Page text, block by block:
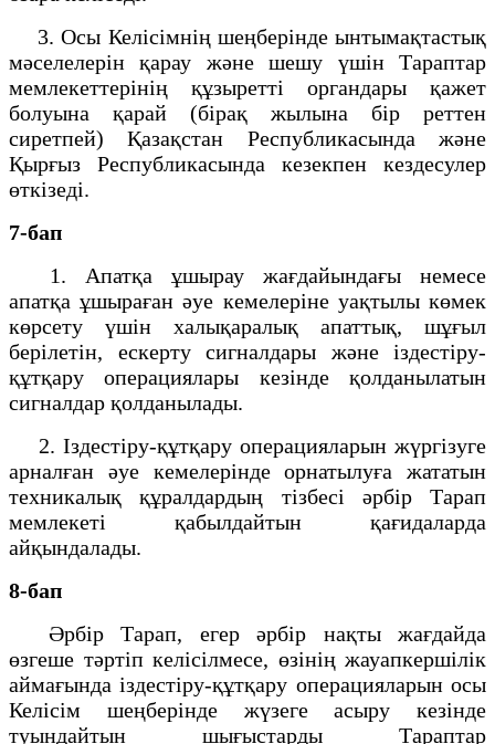
3. Осы Келісімнің шеңберінде ынтымақтастық
мәселелерін қарау және шешу үшін Тараптар
мемлекеттерінің құзыретті органдары қажет
болуына қарай (бірақ жылына бір реттен
сиретпей) Қазақстан Республикасында және
Қырғыз Республикасында кезекпен кездесулер
өткізеді.
7-бап
1. Апатқа ұшырау жағдайындағы немесе
апатқа ұшыраған әуе кемелеріне уақтылы көмек
көрсету үшін халықаралық апаттық, шұғыл
берілетін, ескерту сигналдары және іздестіру-
құтқару операциялары кезінде қолданылатын
сигналдар қолданылады.
2. Іздестіру-құтқару операцияларын жүргізуге
арналған әуе кемелерінде орнатылуға жататын
техникалық құралдардың тізбесі әрбір Тарап
мемлекеті қабылдайтын қағидаларда
айқындалады.
8-бап
Әрбір Тарап, егер әрбір нақты жағдайда
өзгеше тәртіп келісілмесе, өзінің жауапкершілік
аймағында іздестіру-құтқару операцияларын осы
Келісім шеңберінде жүзеге асыру кезінде
туындайтын шығыстарды Тараптар